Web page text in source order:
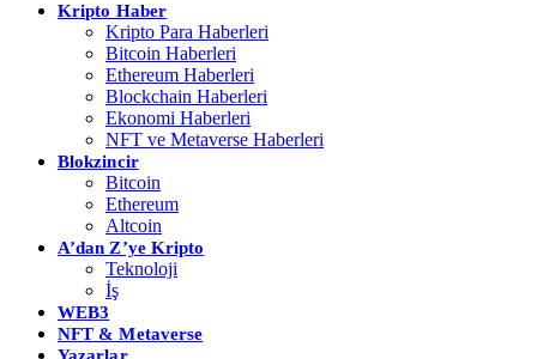
Kripto Haber
Kripto Para Haberleri
Bitcoin Haberleri
Ethereum Haberleri
Blockchain Haberleri
Ekonomi Haberleri
NFT ve Metaverse Haberleri
Blokzincir
Bitcoin
Ethereum
Altcoin
A’dan Z’ye Kripto
Teknoloji
İş
WEB3
NFT & Metaverse